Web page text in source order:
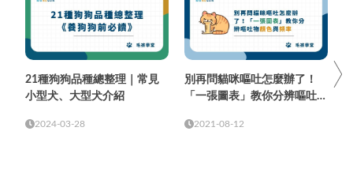
21種狗狗品種總整理｜常見
小型犬、大型犬介紹
2024-03-28
別再問貓咪嘔吐怎麼辦了！
「一張圖表」教你分辨嘔吐物
2021-08-12